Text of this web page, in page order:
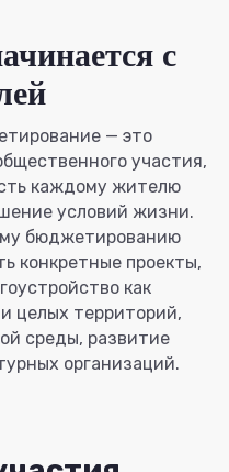
с
— это
участия,
каждому жителю
условий жизни.
бюджетированию
конкретные проекты,
как
целых территорий,
среды, развитие
организаций.